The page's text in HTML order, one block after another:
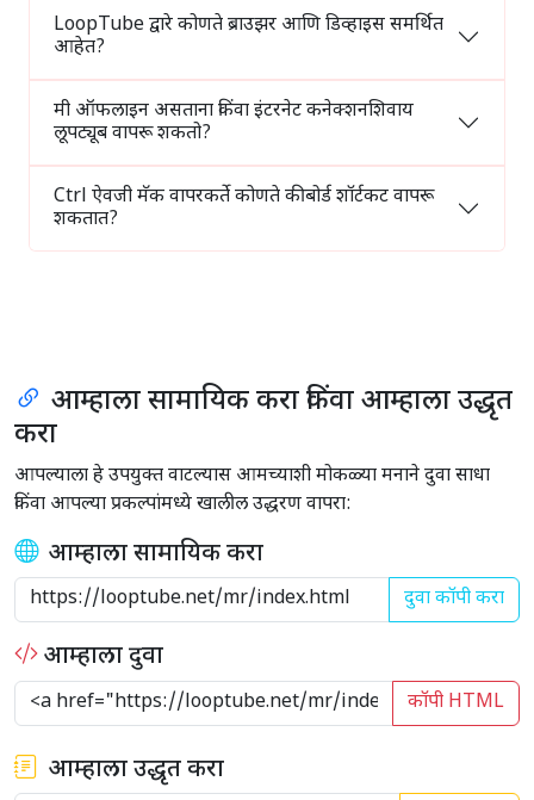
LoopTube द्वारे कोणते ब्राउझर आणि डिव्हाइस समर्थित
आहेत?
मी ऑफलाइन असताना किंवा इंटरनेट कनेक्शनशिवाय
लूपट्यूब वापरू शकतो?
Ctrl ऐवजी मॅक वापरकर्ते कोणते कीबोर्ड शॉर्टकट वापरू
शकतात?
आम्हाला सामायिक करा किंवा आम्हाला उद्धृत
करा
आपल्याला हे उपयुक्त वाटल्यास आमच्याशी मोकळ्या मनाने दुवा साधा
किंवा आपल्या प्रकल्पांमध्ये खालील उद्धरण वापरा:
आम्हाला सामायिक करा
दुवा कॉपी करा
आम्हाला दुवा
कॉपी HTML
आम्हाला उद्धृत करा